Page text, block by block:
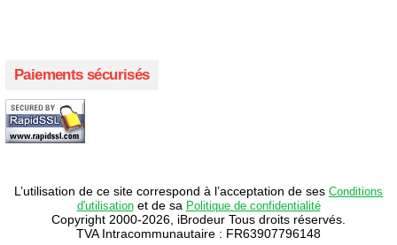
Paiements sécurisés
L’utilisation de ce site correspond à l’acceptation de ses Conditions
d'utilisationet de sa Politique de confidentialité
Copyright 2000-2026, iBrodeur Tous droits réservés.
TVA Intracommunautaire : FR63907796148